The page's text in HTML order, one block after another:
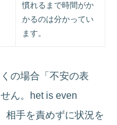
慣れるまで時間がか
かるのは分かってい
ます。
の場合「不安の表
ん。het is even
相手を責めずに状況を